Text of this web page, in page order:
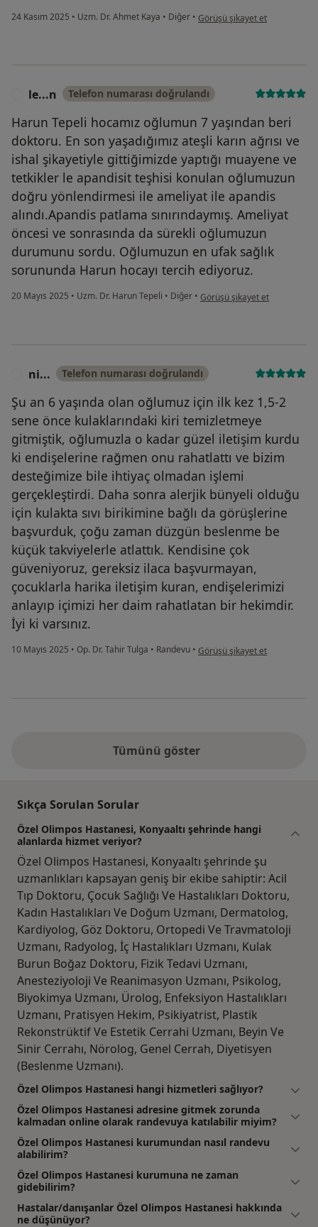
24 Kasım 2025 • Uzm. Dr. Ahmet Kaya • Diğer • kullanıcının görüşüne göre h
Görüşü şikayet et
le...n Telefon numarası doğrulandı
Harun Tepeli hocamız oğlumun 7 yaşından beri
doktoru. En son yaşadığımız ateşli karın ağrısı ve
ishal şikayetiyle gittiğimizde yaptığı muayene ve
tetkikler le apandisit teşhisi konulan oğlumuzun
doğru yönlendirmesi ile ameliyat ile apandis
alındı.Apandis patlama sınırındaymış. Ameliyat
öncesi ve sonrasında da sürekli oğlumuzun
durumunu sordu. Oğlumuzun en ufak sağlık
sorununda Harun hocayı tercih ediyoruz.
20 Mayıs 2025 • Uzm. Dr. Harun Tepeli • Diğer • kullanıcının görüşüne göre
Görüşü şikayet et
ni... Telefon numarası doğrulandı
Şu an 6 yaşında olan oğlumuz için ilk kez 1,5-2
sene önce kulaklarındaki kiri temizletmeye
gitmiştik, oğlumuzla o kadar güzel iletişim kurdu
ki endişelerine rağmen onu rahatlattı ve bizim
desteğimize bile ihtiyaç olmadan işlemi
gerçekleştirdi. Daha sonra alerjik bünyeli olduğu
için kulakta sıvı birikimine bağlı da görüşlerine
başvurduk, çoğu zaman düzgün beslenme be
küçük takviyelerle atlattık. Kendisine çok
güveniyoruz, gereksiz ilaca başvurmayan,
çocuklarla harika iletişim kuran, endişelerimizi
anlayıp içimizi her daim rahatlatan bir hekimdir.
İyi ki varsınız.
10 Mayıs 2025 • Op. Dr. Tahir Tulga • Randevu • kullanıcının görüşüne göre ni...
Görüşü şikayet et
Tümünü göster
Sıkça Sorulan Sorular
Özel Olimpos Hastanesi, Konyaaltı şehrinde hangi
alanlarda hizmet veriyor?
Özel Olimpos Hastanesi, Konyaaltı şehrinde şu
uzmanlıkları kapsayan geniş bir ekibe sahiptir: Acil
Tıp Doktoru, Çocuk Sağlığı Ve Hastalıkları Doktoru,
Kadın Hastalıkları Ve Doğum Uzmanı, Dermatolog,
Kardiyolog, Göz Doktoru, Ortopedi Ve Travmatoloji
Uzmanı, Radyolog, İç Hastalıkları Uzmanı, Kulak
Burun Boğaz Doktoru, Fizik Tedavi Uzmanı,
Anesteziyoloji Ve Reanimasyon Uzmanı, Psikolog,
Biyokimya Uzmanı, Ürolog, Enfeksiyon Hastalıkları
Uzmanı, Pratisyen Hekim, Psikiyatrist, Plastik
Rekonstrüktif Ve Estetik Cerrahi Uzmanı, Beyin Ve
Sinir Cerrahı, Nörolog, Genel Cerrah, Diyetisyen
(Beslenme Uzmanı).
Özel Olimpos Hastanesi hangi hizmetleri sağlıyor?
Özel Olimpos Hastanesi adresine gitmek zorunda
kalmadan online olarak randevuya katılabilir miyim?
Özel Olimpos Hastanesi kurumundan nasıl randevu
alabilirim?
Özel Olimpos Hastanesi kurumuna ne zaman
gidebilirim?
Hastalar/danışanlar Özel Olimpos Hastanesi hakkında
ne düşünüyor?